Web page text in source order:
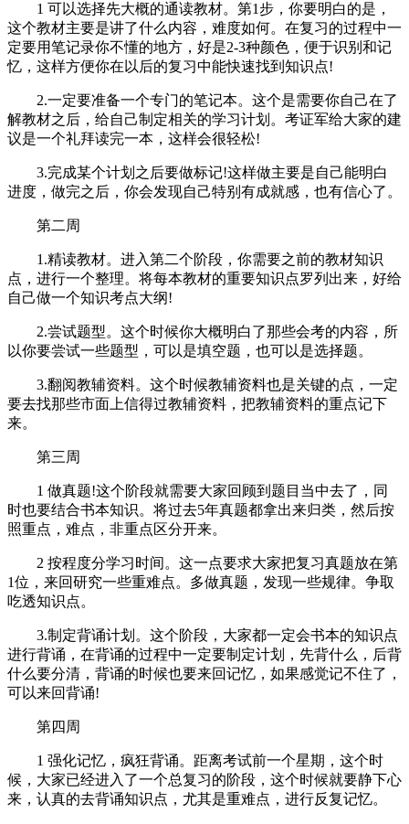
1 可以选择先大概的通读教材。第1步，你要明白的是，
这个教材主要是讲了什么内容，难度如何。在复习的过程中一
定要用笔记录你不懂的地方，好是2-3种颜色，便于识别和记
忆，这样方便你在以后的复习中能快速找到知识点!
2.一定要准备一个专门的笔记本。这个是需要你自己在了
解教材之后，给自己制定相关的学习计划。考证军给大家的建
议是一个礼拜读完一本，这样会很轻松!
3.完成某个计划之后要做标记!这样做主要是自己能明白
进度，做完之后，你会发现自己特别有成就感，也有信心了。
第二周
1.精读教材。进入第二个阶段，你需要之前的教材知识
点，进行一个整理。将每本教材的重要知识点罗列出来，好给
自己做一个知识考点大纲!
2.尝试题型。这个时候你大概明白了那些会考的内容，所
以你要尝试一些题型，可以是填空题，也可以是选择题。
3.翻阅教辅资料。这个时候教辅资料也是关键的点，一定
要去找那些市面上信得过教辅资料，把教辅资料的重点记下
来。
第三周
1 做真题!这个阶段就需要大家回顾到题目当中去了，同
时也要结合书本知识。将过去5年真题都拿出来归类，然后按
照重点，难点，非重点区分开来。
2 按程度分学习时间。这一点要求大家把复习真题放在第
1位，来回研究一些重难点。多做真题，发现一些规律。争取
吃透知识点。
3.制定背诵计划。这个阶段，大家都一定会书本的知识点
进行背诵，在背诵的过程中一定要制定计划，先背什么，后背
什么要分清，背诵的时候也要来回记忆，如果感觉记不住了，
可以来回背诵!
第四周
1 强化记忆，疯狂背诵。距离考试前一个星期，这个时
候，大家已经进入了一个总复习的阶段，这个时候就要静下心
来，认真的去背诵知识点，尤其是重难点，进行反复记忆。